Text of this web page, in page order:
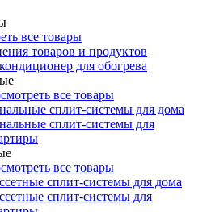
все товары
товаров и продуктов
для обогрева
все товары
сплит-системы для дома
сплит-системы для
все товары
сплит-системы для дома
сплит-системы для